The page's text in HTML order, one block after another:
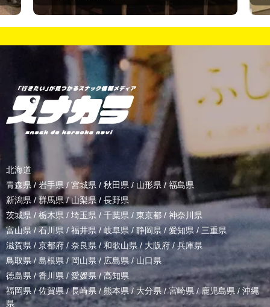
北海道
青森県 / 岩手県/ 宮城県 / 秋田県 / 山形県/ 福島県
新潟県 /群馬県/山梨県 / 長野県
茨城県 / 栃木県 / 埼玉県 / 千葉県 / 東京都 / 神奈川県
富山県 /石川県/福井県/岐阜県 / 静岡県 / 愛知県 / 三重県
滋賀県 / 京都府 / 奈良県 / 和歌山県/ 大阪府 /兵庫県
鳥取県/ 島根県 /岡山県/ 広島県 / 山口県
徳島県 /香川県 / 愛媛県/高知県
福岡県/佐賀県/長崎県 /熊本県/ 大分県/宮崎県 /鹿児島県 / 沖縄
県